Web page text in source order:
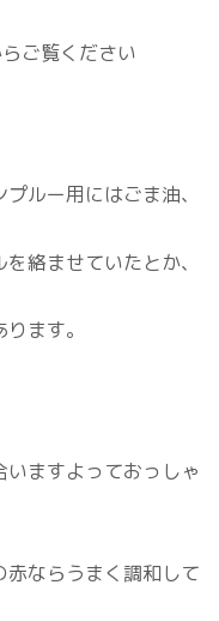
ご覧ください
ルー用にはごま油、
絡ませていたとか、
ます。
ますよっておっしゃ
ならうまく調和して